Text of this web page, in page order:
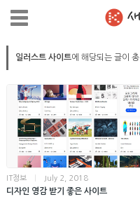
일러스트 사이트에 해당되는 글이 총
IT정보 July 2, 2018
디자인 영감 받기 좋은 사이트